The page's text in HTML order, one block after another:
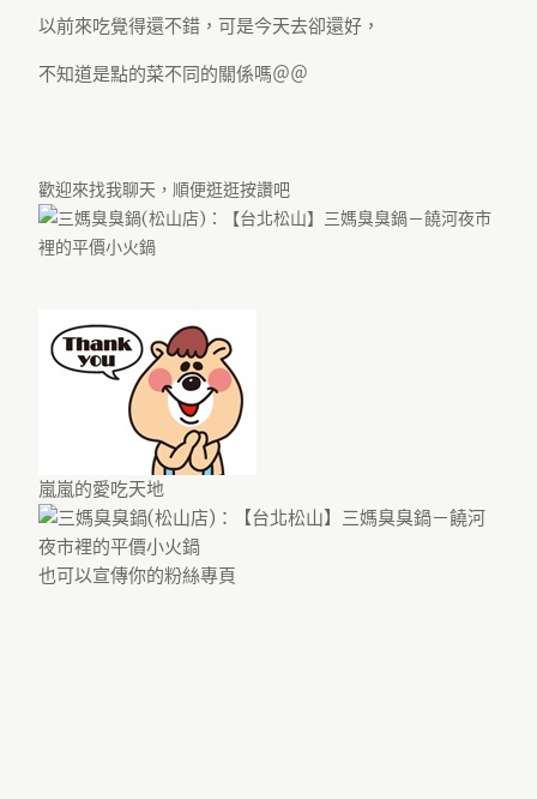
以前來吃覺得還不錯，可是今天去卻還好，
不知道是點的菜不同的關係嗎＠＠
歡迎來找我聊天，順便逛逛按讚吧
嵐嵐的愛吃天地
也可以宣傳你的粉絲專頁